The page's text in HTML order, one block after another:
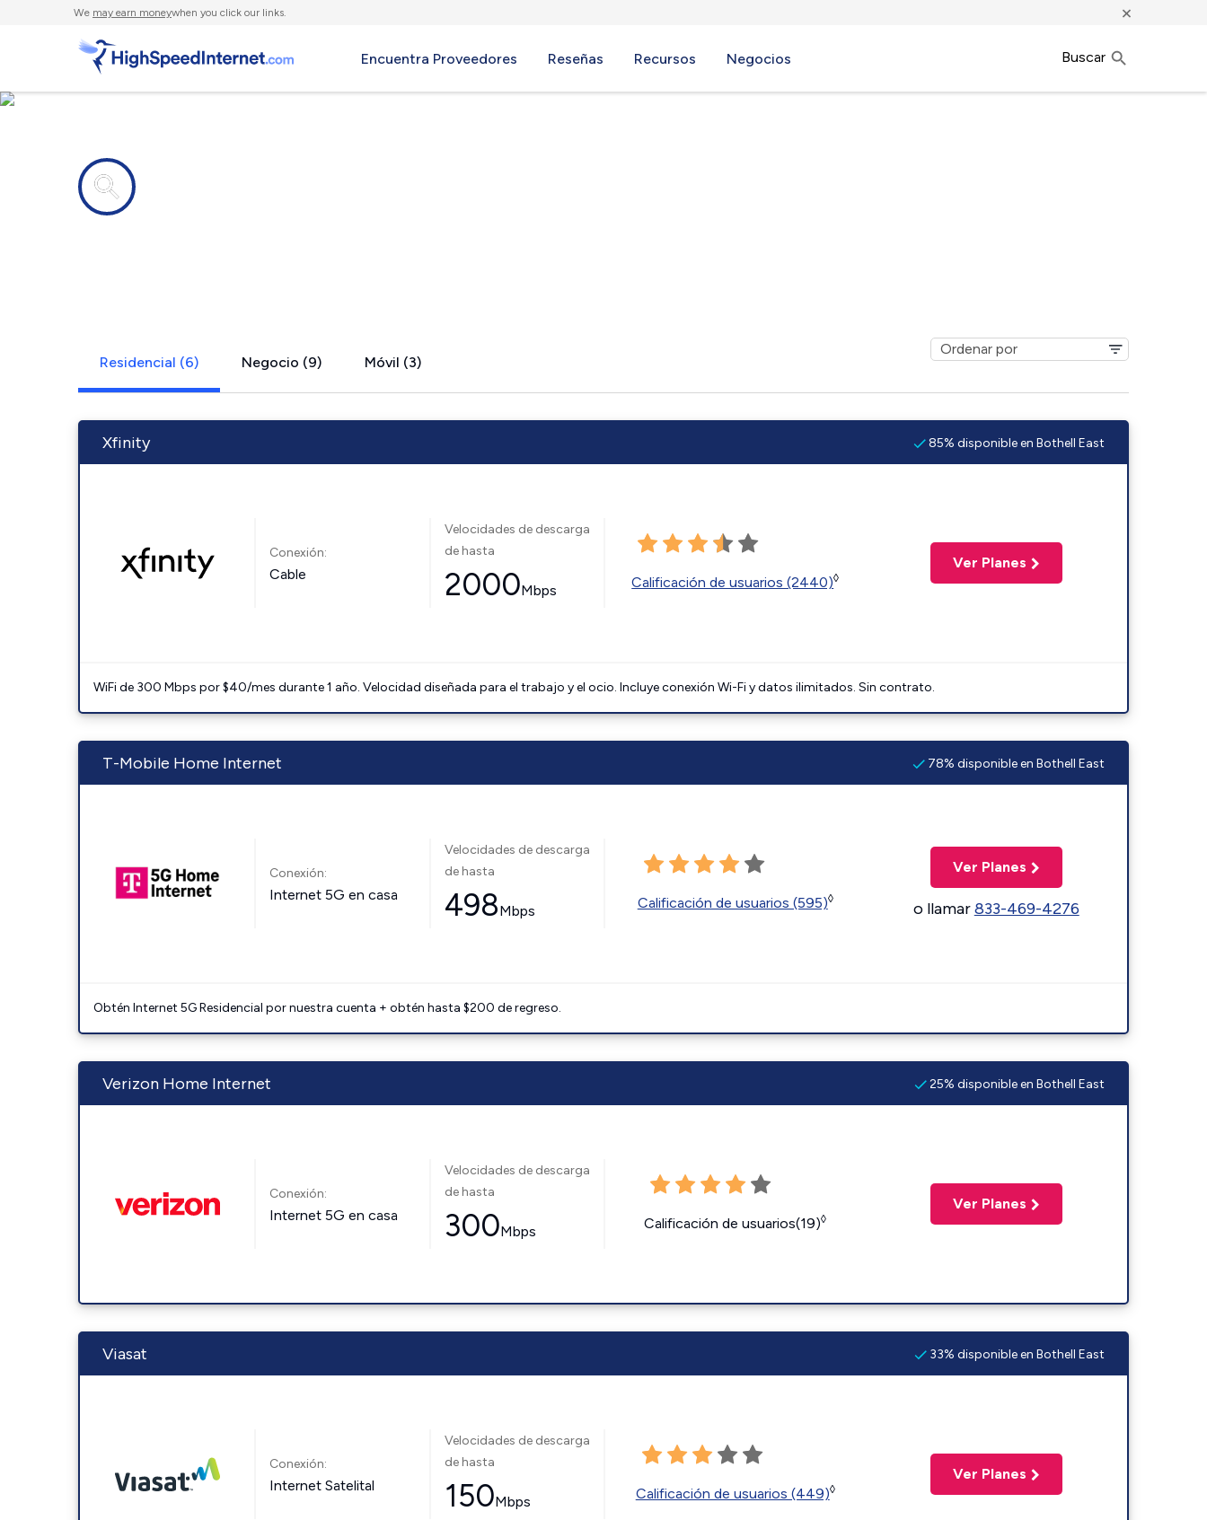
We may earn moneywhen you click our links. ×
Encuentra Proveedores Reseñas Recursos Negocios Buscar
Residencial (6) Negocio (9) Móvil (3)
Xfinity 85% disponible en Bothell East
Conexión:
Cable
Velocidades de descarga
de hasta
2000Mbps Calificación de usuarios (2440)◊
Ver Planes
WiFi de 300 Mbps por $40/mes durante 1 año. Velocidad diseñada para el trabajo y el ocio. Incluye conexión Wi-Fi y datos ilimitados. Sin contrato.
T-Mobile Home Internet 78% disponible en Bothell East
Conexión:
Internet 5G en casa
Velocidades de descarga
de hasta
498Mbps Calificación de usuarios (595)◊
Ver Planes
o llamar833-469-4276
Obtén Internet 5G Residencial por nuestra cuenta + obtén hasta $200 de regreso.
Verizon Home Internet 25% disponible en Bothell East
Conexión:
Internet 5G en casa
Velocidades de descarga
de hasta
300Mbps Calificación de usuarios(19)◊
Ver Planes
Viasat 33% disponible en Bothell East
Conexión:
Internet Satelital
Velocidades de descarga
de hasta
150Mbps Calificación de usuarios (449)◊
Ver Planes